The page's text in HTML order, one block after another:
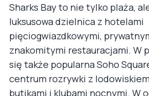
Sharks Bay to nie tylko plaża,
luksusowa dzielnica z hotelami
pięciogwiazdkowymi,
znakomitymi restauracjami. W
się także popularna Soho
centrum rozrywki z
butikami i klubami nocnymi. W